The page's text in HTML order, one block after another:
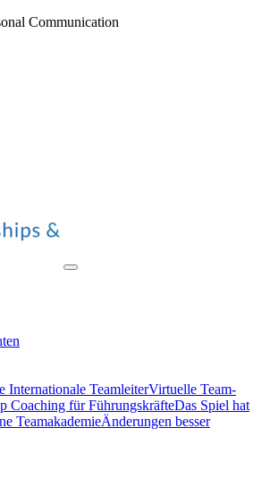
Communication
Internationale TeamleiterVirtuelle Team-
Coaching für FührungskräfteDas Spiel hat
TeamakademieÄnderungen besser